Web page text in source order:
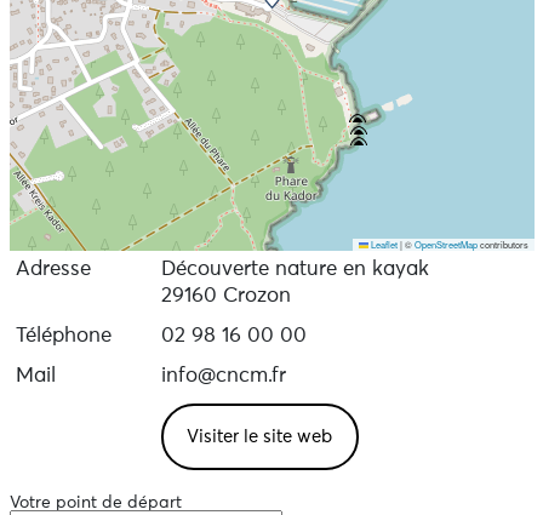
Leaflet |©OpenStreetMapcontributors
Adresse
Découverte nature en kayak
29160 Crozon
Téléphone
02 98 16 00 00
Mail
info@cncm.fr
Visiter le site web
Votre point de départ